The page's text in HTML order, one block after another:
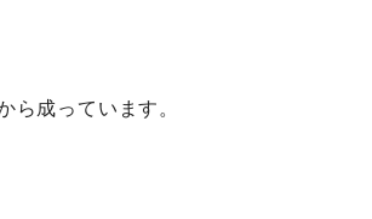
ら成っています。